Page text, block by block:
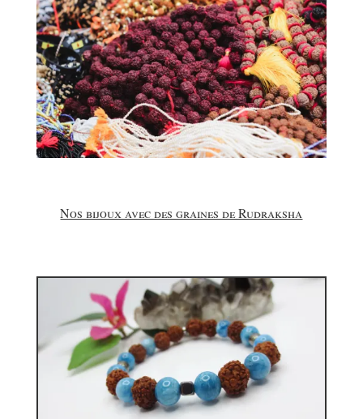
Nos bijoux avec des graines de Rudraksha